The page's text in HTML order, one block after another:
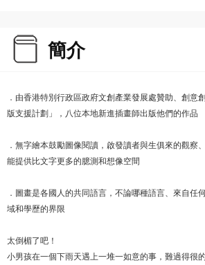
簡介
．由香港特別行政區政府文創產業發展處贊助、創意
版支援計劃」，八位本地新進插畫師出版他們的作品
．無字繪本鼓勵圖像閱讀，啟發讀者與生俱來的觀察
能提供比文字更多的臆測和想像空間
．圖畫是各國人的共同語言，不論哪種語言、來自任
域和學歷的界限
太倒楣了吧！
小男孩在一個下雨天遇上一堆一如意的事，難過得